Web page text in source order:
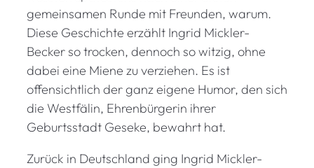
gemeinsamen Runde mit Freunden, warum.
Diese Geschichte erzählt Ingrid Mickler-
Becker so trocken, dennoch so witzig, ohne
dabei eine Miene zu verziehen. Es ist
offensichtlich der ganz eigene Humor, den sich
die Westfälin, Ehrenbürgerin ihrer
Geburtsstadt Geseke, bewahrt hat.
Zurück in Deutschland ging Ingrid Mickler-